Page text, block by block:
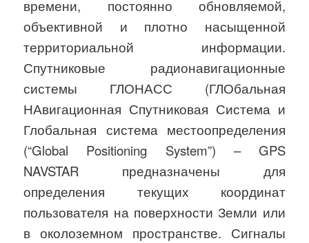
времени, постоянно обновляемой,
объективной и плотно насыщенной
территориальной информации.
Спутниковые радионавигационные
системы ГЛОНАСС (ГЛОбальная
НАвигационная Спутниковая Система и
Глобальная система местоопределения
(“Global Positioning System”) – GPS
NAVSTAR предназначены для
определения текущих координат
пользователя на поверхности Земли или
в околоземном пространстве. Сигналы